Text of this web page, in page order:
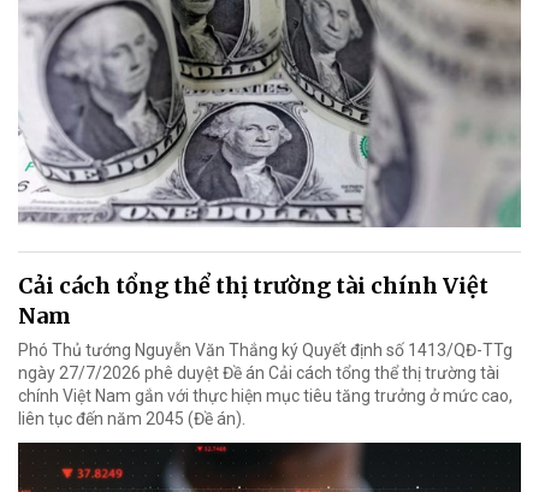
Cải cách tổng thể thị trường tài chính Việt
Nam
Phó Thủ tướng Nguyễn Văn Thắng ký Quyết định số 1413/QĐ-TTg
ngày 27/7/2026 phê duyệt Đề án Cải cách tổng thể thị trường tài
chính Việt Nam gắn với thực hiện mục tiêu tăng trưởng ở mức cao,
liên tục đến năm 2045 (Đề án).